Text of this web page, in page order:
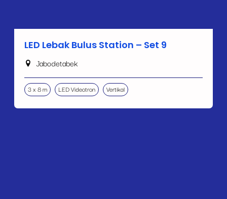
LED Lebak Bulus Station – Set 9
Jabodetabek
3 x 8 m LED Videotron Vertikal